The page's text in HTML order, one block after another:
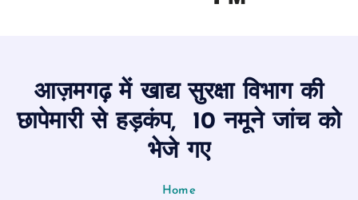
आज़मगढ़ में खाद्य सुरक्षा विभाग की
छापेमारी से हड़कंप, 10 नमूने जांच को
भेजे गए
Home